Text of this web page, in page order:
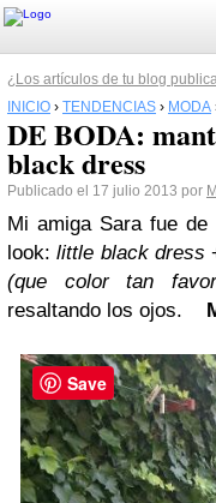
¿Los artículos de tu blog
INICIO › TENDENCIAS › MODA
DE BODA:
black dress
Publicado el 17 julio 2013 por
Mi amiga Sara fue
look:little black dress
(que color tan
resaltando los ojos.
Save